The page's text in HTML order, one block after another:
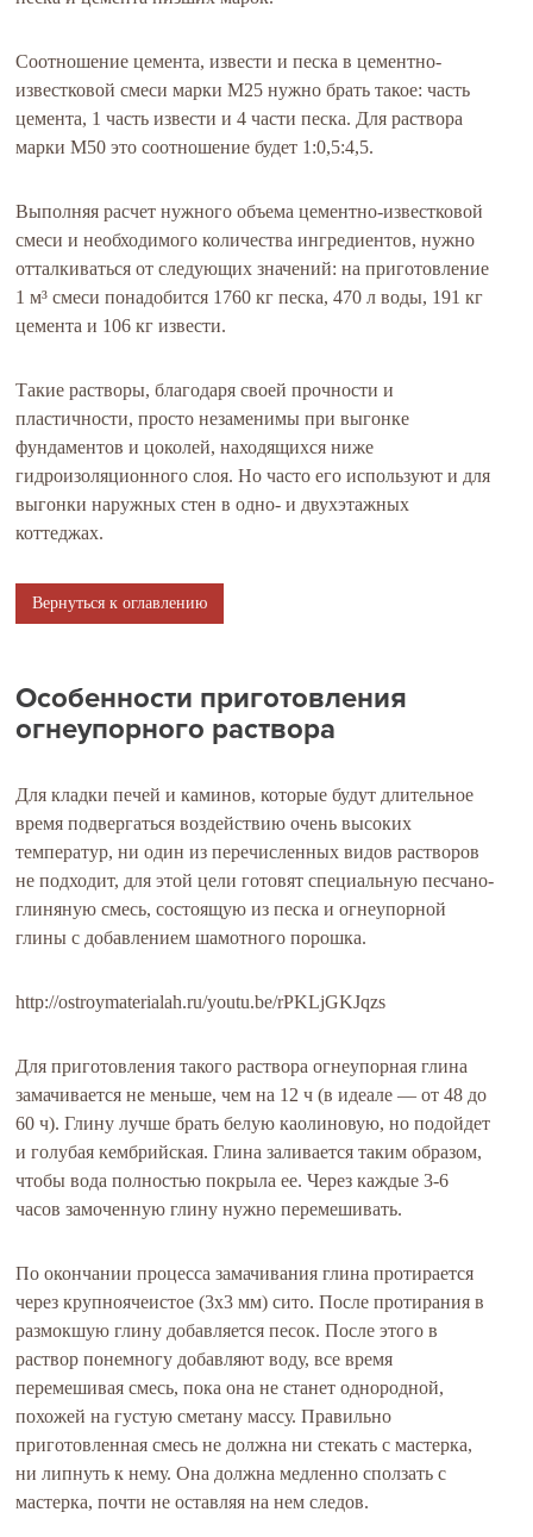
Соотношение цемента, извести и песка в цементно-
известковой смеси марки М25 нужно брать такое: часть
цемента, 1 часть извести и 4 части песка. Для раствора
марки М50 это соотношение будет 1:0,5:4,5.
Выполняя расчет нужного объема цементно-известковой
смеси и необходимого количества ингредиентов, нужно
отталкиваться от следующих значений: на приготовление
1 м³ смеси понадобится 1760 кг песка, 470 л воды, 191 кг
цемента и 106 кг извести.
Такие растворы, благодаря своей прочности и
пластичности, просто незаменимы при выгонке
фундаментов и цоколей, находящихся ниже
гидроизоляционного слоя. Но часто его используют и для
выгонки наружных стен в одно- и двухэтажных
коттеджах.
Вернуться к оглавлению
Особенности приготовления
огнеупорного раствора
Для кладки печей и каминов, которые будут длительное
время подвергаться воздействию очень высоких
температур, ни один из перечисленных видов растворов
не подходит, для этой цели готовят специальную песчано-
глиняную смесь, состоящую из песка и огнеупорной
глины с добавлением шамотного порошка.
http://ostroymaterialah.ru/youtu.be/rPKLjGKJqzs
Для приготовления такого раствора огнеупорная глина
замачивается не меньше, чем на 12 ч (в идеале — от 48 до
60 ч). Глину лучше брать белую каолиновую, но подойдет
и голубая кембрийская. Глина заливается таким образом,
чтобы вода полностью покрыла ее. Через каждые 3-6
часов замоченную глину нужно перемешивать.
По окончании процесса замачивания глина протирается
через крупноячеистое (3х3 мм) сито. После протирания в
размокшую глину добавляется песок. После этого в
раствор понемногу добавляют воду, все время
перемешивая смесь, пока она не станет однородной,
похожей на густую сметану массу. Правильно
приготовленная смесь не должна ни стекать с мастерка,
ни липнуть к нему. Она должна медленно сползать с
мастерка, почти не оставляя на нем следов.